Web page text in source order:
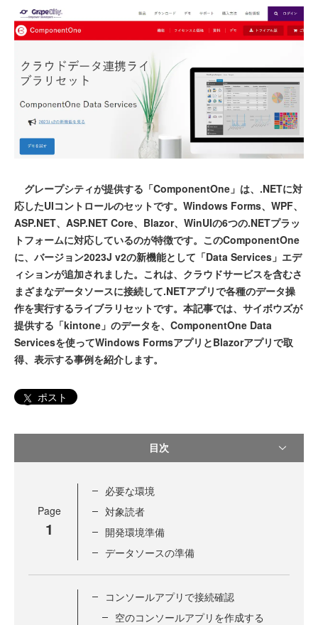
グレープシティが提供する「ComponentOne」は、.NETに対
応したUIコントロールのセットです。Windows Forms、WPF、
ASP.NET、ASP.NET Core、Blazor、WinUIの6つの.NETプラッ
トフォームに対応しているのが特徴です。このComponentOne
に、バージョン2023J v2の新機能として「Data Services」エデ
ィションが追加されました。これは、クラウドサービスを含むさ
まざまなデータソースに接続して.NETアプリで各種のデータ操
作を実行するライブラリセットです。本記事では、サイボウズが
提供する「kintone」のデータを、ComponentOne Data
Servicesを使ってWindows FormsアプリとBlazorアプリで取
得、表示する事例を紹介します。
ポスト
目次
Page
1
必要な環境
対象読者
開発環境準備
データソースの準備
コンソールアプリで接続確認
空のコンソールアプリを作成する